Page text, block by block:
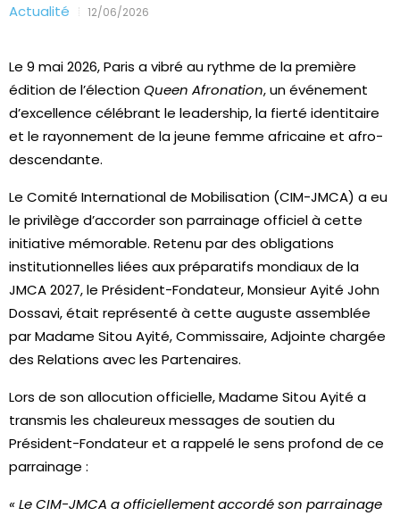
Actualité 12/06/2026
Le 9 mai 2026, Paris a vibré au rythme de la première
édition de l’électionQueen Afronation, un événement
d’excellence célébrant le leadership, la fierté identitaire
et le rayonnement de la jeune femme africaine et afro-
descendante.
Le Comité International de Mobilisation (CIM-JMCA) a eu
le privilège d’accorder son parrainage officiel à cette
initiative mémorable. Retenu par des obligations
institutionnelles liées aux préparatifs mondiaux de la
JMCA 2027, le Président-Fondateur, Monsieur Ayité John
Dossavi, était représenté à cette auguste assemblée
par Madame Sitou Ayité, Commissaire, Adjointe chargée
des Relations avec les Partenaires.
Lors de son allocution officielle, Madame Sitou Ayité a
transmis les chaleureux messages de soutien du
Président-Fondateur et a rappelé le sens profond de ce
parrainage :
« Le CIM-JMCA a officiellement accordé son parrainage